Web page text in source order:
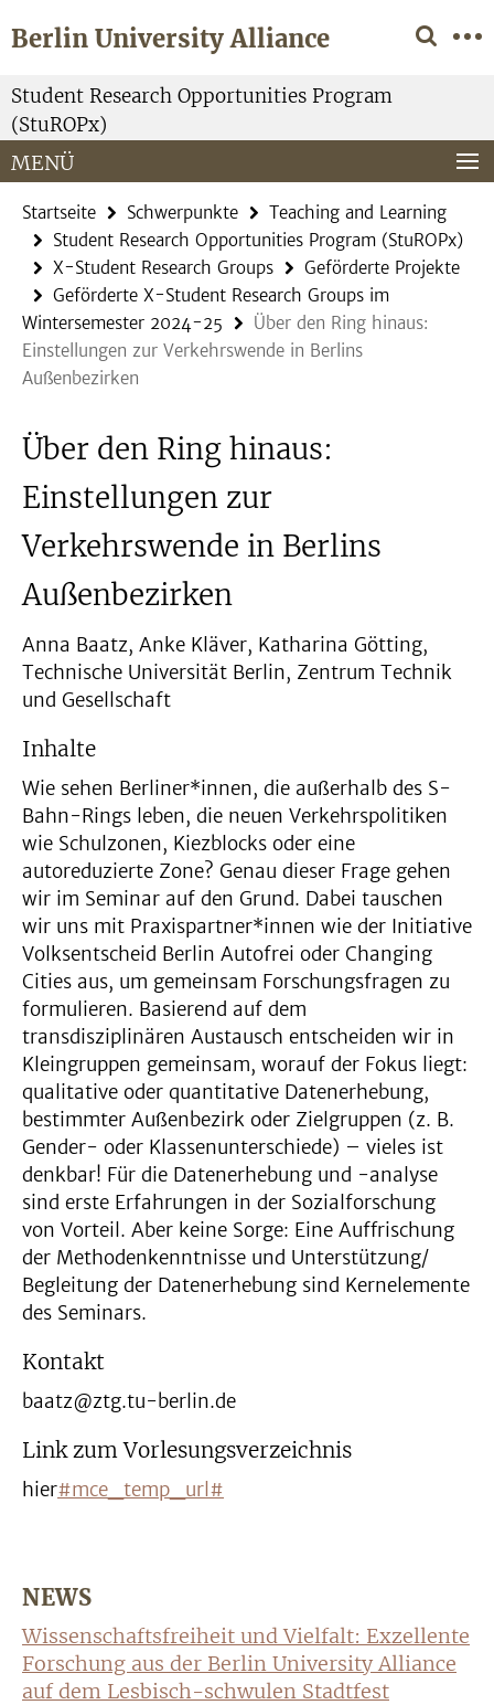
direkt
Inhalt
Berlin University Alliance
Service-
Navigation
Student Research Opportunities Program
(StuROPx)
MENÜ
Startseite Schwerpunkte
Teaching and Learning
Student Research Opportunities Program (StuROPx)
X-Student Research Groups
Geförderte Projekte
Geförderte X-Student Research Groups im
Wintersemester 2024-25
Über den Ring hinaus:
Einstellungen zur Verkehrswende in Berlins
Außenbezirken
Über den Ring hinaus:
Einstellungen zur
Verkehrswende in Berlins
Außenbezirken
Anna Baatz, Anke Kläver, Katharina Götting,
Technische Universität Berlin, Zentrum Technik
und Gesellschaft
Inhalte
Wie sehen Berliner*innen, die außerhalb des S-
Bahn-Rings leben, die neuen Verkehrspolitiken
wie Schulzonen, Kiezblocks oder eine
autoreduzierte Zone? Genau dieser Frage gehen
wir im Seminar auf den Grund. Dabei tauschen
wir uns mit Praxispartner*innen wie der Initiative
Volksentscheid Berlin Autofrei oder Changing
Cities aus, um gemeinsam Forschungsfragen zu
formulieren. Basierend auf dem
transdisziplinären Austausch entscheiden wir in
Kleingruppen gemeinsam, worauf der Fokus liegt:
qualitative oder quantitative Datenerhebung,
bestimmter Außenbezirk oder Zielgruppen (z. B.
Gender- oder Klassenunterschiede) – vieles ist
denkbar! Für die Datenerhebung und -analyse
sind erste Erfahrungen in der Sozialforschung
von Vorteil. Aber keine Sorge: Eine Auffrischung
der Methodenkenntnisse und Unterstützung/
Begleitung der Datenerhebung sind Kernelemente
des Seminars.
Kontakt
baatz@ztg.tu-berlin.de
Link zum Vorlesungsverzeichnis
hier#mce_temp_url#
NEWS
Wissenschaftsfreiheit und Vielfalt: Exzellente
Forschung aus der Berlin University Alliance
auf dem Lesbisch-schwulen Stadtfest